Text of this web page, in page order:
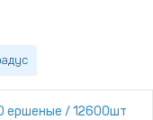
ершеные / 12600шт